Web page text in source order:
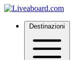
Destinazioni